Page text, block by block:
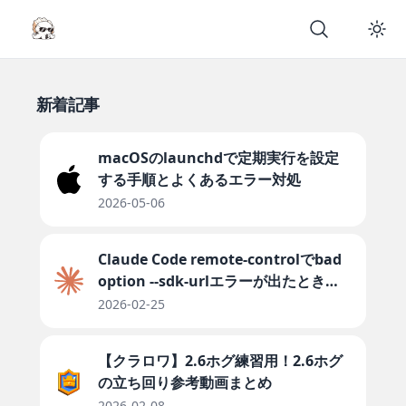
新着記事
macOSのlaunchdで定期実行を設定
する手順とよくあるエラー対処
2026-05-06
Claude Code remote-controlでbad
option --sdk-urlエラーが出たときの
対処法
2026-02-25
【クラロワ】2.6ホグ練習用！2.6ホグ
の立ち回り参考動画まとめ